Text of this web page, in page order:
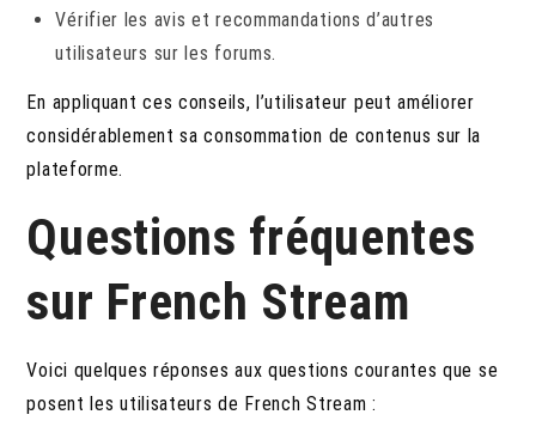
Vérifier les avis et recommandations d’autres
utilisateurs sur les forums.
En appliquant ces conseils, l’utilisateur peut améliorer
considérablement sa consommation de contenus sur la
plateforme.
Questions fréquentes
sur French Stream
Voici quelques réponses aux questions courantes que se
posent les utilisateurs de French Stream :